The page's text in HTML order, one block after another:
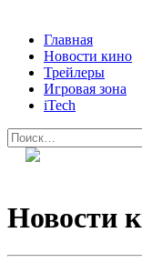
Primary
Menu
Главная
Новости кино
Трейлеры
Игровая зона
iTech
Найти:
Новости